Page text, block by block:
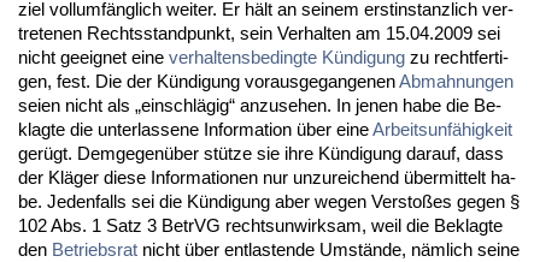
ziel voll­umfäng­lich wei­ter. Er hält an sei­nem erst­in­stanz­lich ver­
tre­te­nen Rechts­stand­punkt, sein Ver­hal­ten am 15.04.2009 sei
nicht ge­eig­net ei­ne ver­hal­tens­be­ding­te Kündi­gung zu recht­fer­ti­
gen, fest. Die der Kündi­gung vor­aus­ge­gan­ge­nenAb­mah­nun­gen
sei­en nicht als „ein­schlägig“ an­zu­se­hen. In je­nen ha­be die Be­
klag­te die un­ter­las­se­ne In­for­ma­ti­on über ei­neAr­beits­unfähig­keit
gerügt. Dem­ge­genüber stütze sie ih­re Kündi­gung dar­auf, dass
der Kläger die­se In­for­ma­tio­nen nur un­zu­rei­chend über­mit­telt ha­
be. Je­den­falls sei die Kündi­gung aber we­gen Ver­s­toßes ge­gen §
102 Abs. 1 Satz 3 Be­trVG rechts­un­wirk­sam, weil die Be­klag­te
den Be­triebs­rat nicht über ent­las­ten­de Umstände, nämlich sei­ne